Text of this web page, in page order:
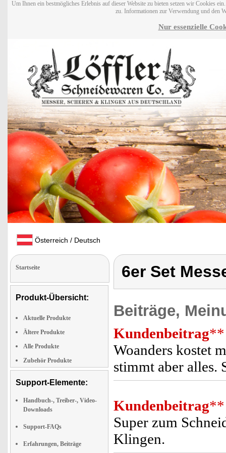
Um Ihnen ein bestmögliches Erlebnis auf dieser Website zu bieten setzen wir Cookies
zu. Informationen zur Verwendung und den
Nur essenzielle
Österreich / Deutsch
Startseite
Produkt-Übersicht:
Aktuelle Produkte
Ältere Produkte
Alle Produkte
Zubehör Produkte
Support-Elemente:
Handbuch-, Treiber-, Video-
Downloads
Support-FAQs
Erfahrungen, Beiträge
6er Set
Beiträge,
Kundenbeitrag**
Woanders kostet
stimmt aber alles.
Kundenbeitrag**
Super zum
Klingen.